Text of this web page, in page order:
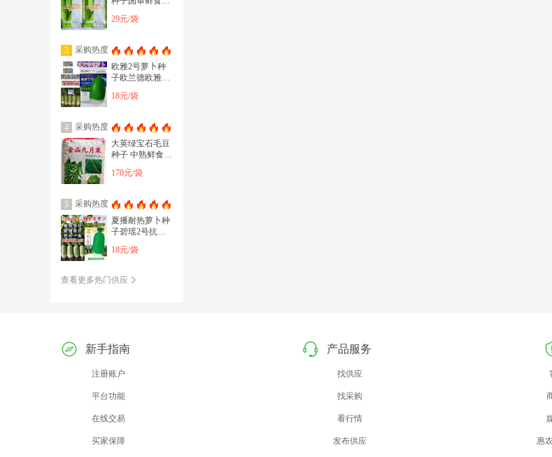
适合全国种植
29元/袋
3
采购热度
欧雅2号萝卜种
子欧兰德欧雅二
萝卜种子50天上
18元/袋
4
采购热度
大荚绿宝石毛豆
种子 中熟鲜食毛
厘米
170元/袋
5
采购热度
夏播耐热萝卜种
子碧瑶2号抗高
秋青绿萝卜种子
18元/袋
查看更多热门供应
新手指南
注册账户
平台功能
在线交易
买家保障
产品服务
找供应
找采购
看行情
发布供应 惠